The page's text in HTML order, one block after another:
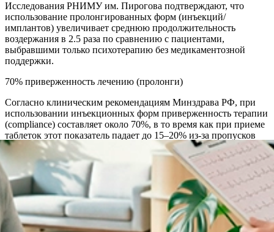
Исследования РНИМУ им. Пирогова подтверждают, что
использование пролонгированных форм (инъекций/
имплантов) увеличивает среднюю продолжительность
воздержания в 2.5 раза по сравнению с пациентами,
выбравшими только психотерапию без медикаментозной
поддержки.
70% приверженность лечению (пролонги)
Согласно клиническим рекомендациям Минздрава РФ, при
использовании инъекционных форм приверженность терапии
(compliance) составляет около 70%, в то время как при приеме
таблеток этот показатель падает до 15–20% из-за пропусков
приема.
Акции и спецпредложения